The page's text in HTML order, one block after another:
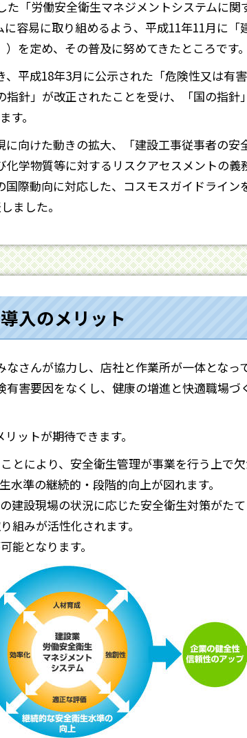
「労働安全衛生マネジメントシステムに
容易に取り組めるよう、平成11年11月に「
を定め、その普及に努めてきたところです。
平成18年3月に公示された「危険性又は有
針」が改正されたことを受け、「国の指
す。
向けた動きの拡大、「建設工事従事者の
学物質等に対するリスクアセスメントの
際動向に対応した、コスモスガイドライ
ました。
入のメリット
さんが協力し、店社と作業所が一体とな
害要因をなくし、健康の増進と快適職場
ットが期待できます。
とにより、安全衛生管理が事業を行う上で欠
水準の継続的・段階的向上が図れます。
建設現場の状況に応じた安全衛生対策がたて
組みが活性化されます。
能となります。